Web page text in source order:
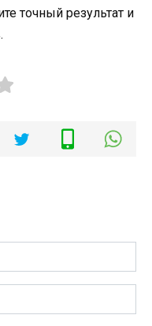
точный результат и